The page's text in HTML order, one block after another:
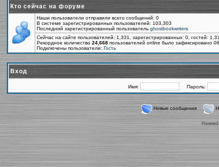
Кто сейчас на форуме
Наши пользователи отправили всего сообщений: 0
В системе зарегистрированных пользователей: 103,303
Последний зарегистрированный пользователь ghostbookwriters
Сейчас на сайте пользователей: 1,331, зарегистрированных: 0, гостей:
Рекордное количество 24,668 пользователей online было зафиксировано
Подключены пользователи: Гость
Вход
Имя: Пароль:
Новые сообщения